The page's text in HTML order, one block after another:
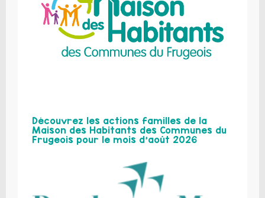
Découvrez les actions familles de la
Maison des Habitants des Communes du
Frugeois pour le mois d’août 2026